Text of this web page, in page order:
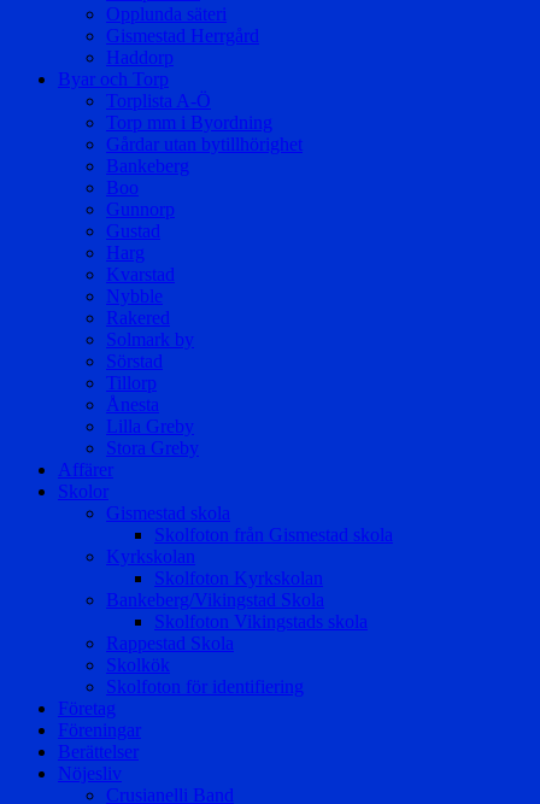
Opplunda säteri
Gismestad Herrgård
Haddorp
Byar och Torp
Torplista A-Ö
Torp mm i Byordning
Gårdar utan bytillhörighet
Bankeberg
Boo
Gunnorp
Gustad
Harg
Kvarstad
Nybble
Rakered
Solmark by
Sörstad
Tillorp
Ånesta
Lilla Greby
Stora Greby
Affärer
Skolor
Gismestad skola
Skolfoton från Gismestad skola
Kyrkskolan
Skolfoton Kyrkskolan
Bankeberg/Vikingstad Skola
Skolfoton Vikingstads skola
Rappestad Skola
Skolkök
Skolfoton för identifiering
Företag
Föreningar
Berättelser
Nöjesliv
Crusianelli Band